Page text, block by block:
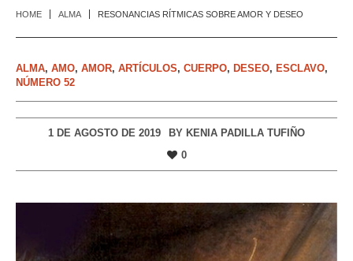
HOME ALMA RESONANCIAS RÍTMICAS SOBRE AMOR Y DESEO
ALMA, AMO, AMOR, ARTÍCULOS, CUERPO, DESEO, ESCLAVO,
NÚMERO 52
1 DE AGOSTO DE 2019 BY KENIA PADILLA TUFIÑO
0